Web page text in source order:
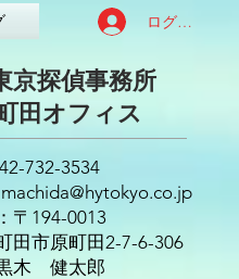
ログイン
京探偵事務所
田オフィス
732-3534
machida@hytokyo.co.jp
〒194-0013
田市原町田2-7-6-306
木 健太郎